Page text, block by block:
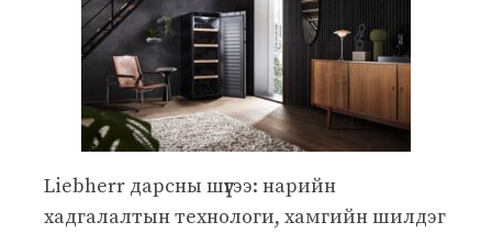
Liebherr дарсны шүүгээ: нарийн
хадгалалтын технологи, хамгийн шилдэг